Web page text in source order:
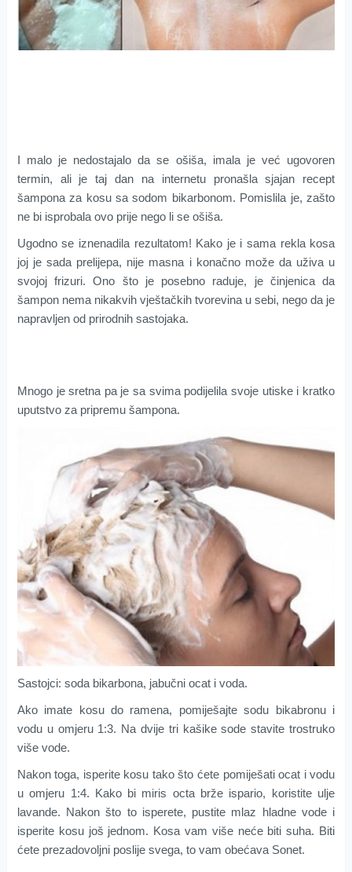
I malo je nedostajalo da se ošiša, imala je već ugovoren
termin, ali je taj dan na internetu pronašla sjajan recept
šampona za kosu sa sodom bikarbonom. Pomislila je, zašto
ne bi isprobala ovo prije nego li se ošiša.
Ugodno se iznenadila rezultatom! Kako je i sama rekla kosa
joj je sada prelijepa, nije masna i konačno može da uživa u
svojoj frizuri. Ono što je posebno raduje, je činjenica da
šampon nema nikakvih vještačkih tvorevina u sebi, nego da je
napravljen od prirodnih sastojaka.
Mnogo je sretna pa je sa svima podijelila svoje utiske i kratko
uputstvo za pripremu šampona.
Sastojci: soda bikarbona, jabučni ocat i voda.
Ako imate kosu do ramena, pomiješajte sodu bikabronu i
vodu u omjeru 1:3. Na dvije tri kašike sode stavite trostruko
više vode.
Nakon toga, isperite kosu tako što ćete pomiješati ocat i vodu
u omjeru 1:4. Kako bi miris octa brže ispario, koristite ulje
lavande. Nakon što to isperete, pustite mlaz hladne vode i
isperite kosu još jednom. Kosa vam više neće biti suha. Biti
ćete prezadovoljni poslije svega, to vam obećava Sonet.